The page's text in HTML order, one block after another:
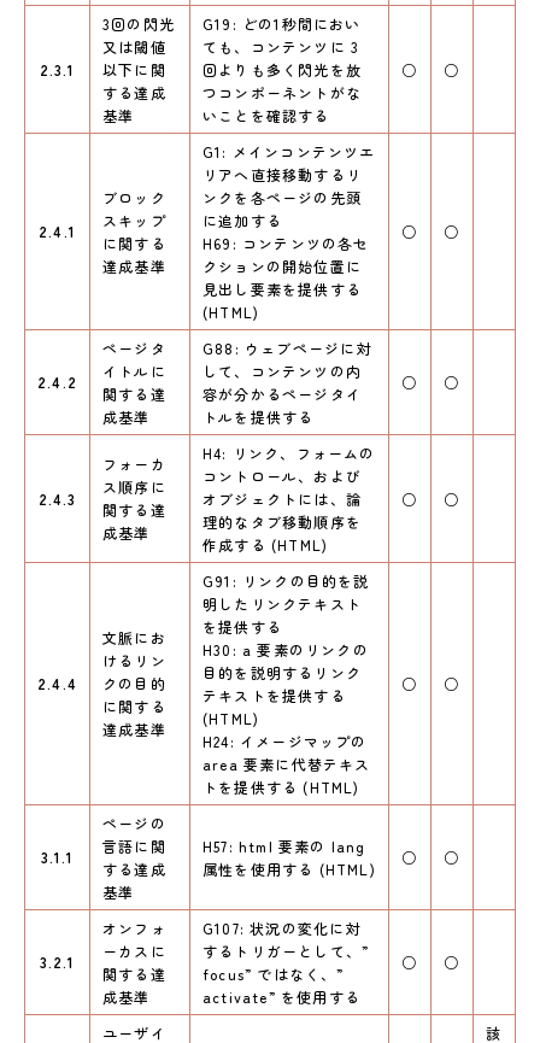
2.3.1
3回の閃光
又は閾値
以下に関
する達成
基準
G19: どの1秒間におい
ても、コンテンツに 3
回よりも多く閃光を放
つコンポーネントがな
いことを確認する
○ ○
2.4.1
ブロック
スキップ
に関する
達成基準
G1: メインコンテンツエ
リアへ直接移動するリ
ンクを各ページの先頭
に追加する
H69: コンテンツの各セ
クションの開始位置に
見出し要素を提供する
(HTML)
○ ○
2.4.2
ページタ
イトルに
関する達
成基準
G88: ウェブページに対
して、コンテンツの内
容が分かるページタイ
トルを提供する
○ ○
2.4.3
フォーカ
ス順序に
関する達
成基準
H4: リンク、フォームの
コントロール、および
オブジェクトには、論
理的なタブ移動順序を
作成する (HTML)
○ ○
2.4.4
文脈にお
けるリン
クの目的
に関する
達成基準
G91: リンクの目的を説
明したリンクテキスト
を提供する
H30: a 要素のリンクの
目的を説明するリンク
テキストを提供する
(HTML)
H24: イメージマップの
area 要素に代替テキス
トを提供する (HTML)
○ ○
3.1.1
ページの
言語に関
する達成
基準
H57: html 要素の lang
属性を使用する (HTML)
○ ○
3.2.1
オンフォ
ーカスに
関する達
成基準
G107: 状況の変化に対
するトリガーとして、”
focus” ではなく、”
activate” を使用する
○ ○
ユーザイ
該